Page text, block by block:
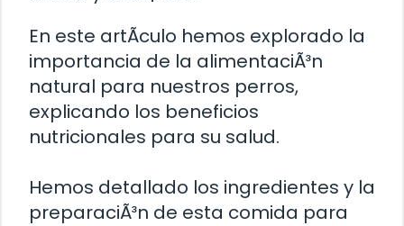
En este artÃ­culo hemos explorado la
importancia de la alimentaciÃ³n
natural para nuestros perros,
explicando los beneficios
nutricionales para su salud.
Hemos detallado los ingredientes y la
preparaciÃ³n de esta comida para